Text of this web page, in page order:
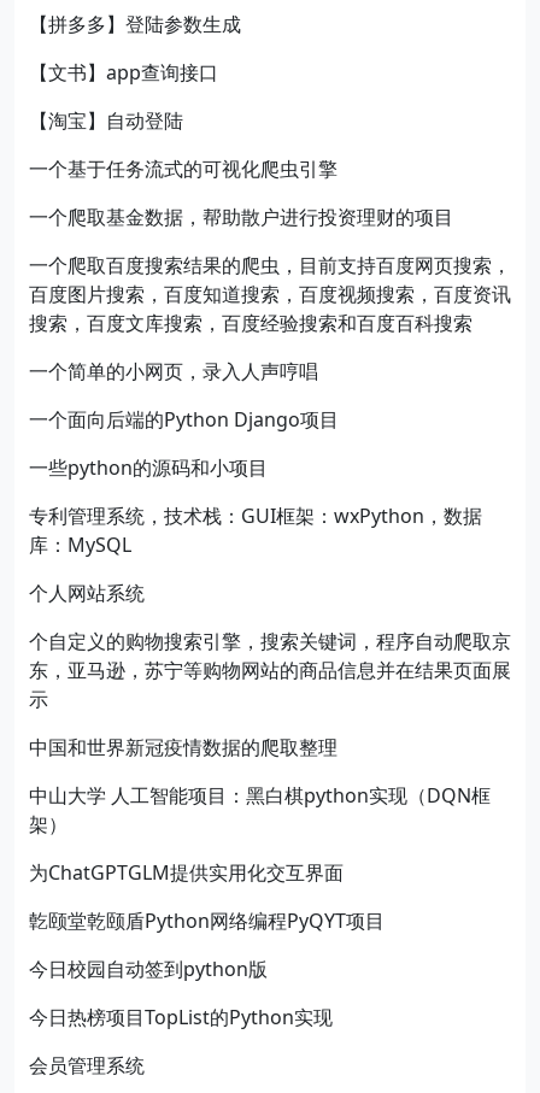
【拼多多】登陆参数生成
【文书】app查询接口
【淘宝】自动登陆
一个基于任务流式的可视化爬虫引擎
一个爬取基金数据，帮助散户进行投资理财的项目
一个爬取百度搜索结果的爬虫，目前支持百度网页搜索，
百度图片搜索，百度知道搜索，百度视频搜索，百度资讯
搜索，百度文库搜索，百度经验搜索和百度百科搜索
一个简单的小网页，录入人声哼唱
一个面向后端的Python Django项目
一些python的源码和小项目
专利管理系统，技术栈：GUI框架：wxPython，数据
库：MySQL
个人网站系统
个自定义的购物搜索引擎，搜索关键词，程序自动爬取京
东，亚马逊，苏宁等购物网站的商品信息并在结果页面展
示
中国和世界新冠疫情数据的爬取整理
中山大学 人工智能项目：黑白棋python实现（DQN框
架）
为ChatGPTGLM提供实用化交互界面
亁颐堂乾颐盾Python网络编程PyQYT项目
今日校园自动签到python版
今日热榜项目TopList的Python实现
会员管理系统